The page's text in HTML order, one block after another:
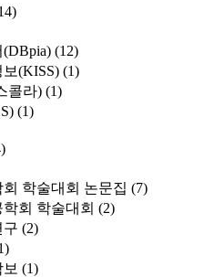
(12)
(KISS) (1)
콜라) (1)
(1)
학술대회 논문집 (7)
회 학술대회 (2)
구 (2)
(1)